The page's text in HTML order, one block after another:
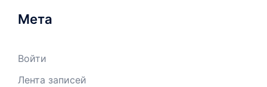
Мета
Войти
Лента записей